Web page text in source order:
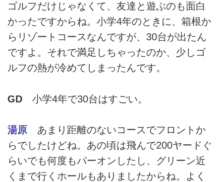
ゴルフだけじゃなくて、友達と遊ぶのも面白
かったですからね。小学4年のときに、箱根か
らリゾートコースなんですが、30台が出たん
ですよ。それで満足しちゃったのか、少しゴ
ルフの熱が冷めてしまったんです。
GD 小学4年で30台はすごい。
湯原 あまり距離のないコースでフロントか
らでしたけどね。あの頃は飛んで200ヤードぐ
らいでも何度もパーオンしたし、グリーン近
くまで行くホールもありましたからね。よく